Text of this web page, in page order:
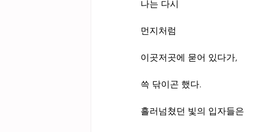
나는 다시
먼지처럼
이곳저곳에 묻어 있다가,
쓱 닦이곤 했다.
흘러넘쳤던 빛의 입자들은